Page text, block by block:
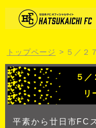
トップページ ５／２
５
リ
平素から廿日市FC